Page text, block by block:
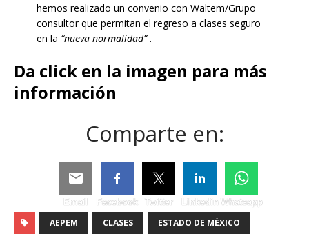
hemos realizado un convenio con Waltem/Grupo
consultor que permitan el regreso a clases seguro
en la “nueva normalidad”.
Da click en la imagen para más
información
Comparte en:
Email Facebook Twitter Linkedin Whatsapp
AEPEM CLASES ESTADO DE MÉXICO